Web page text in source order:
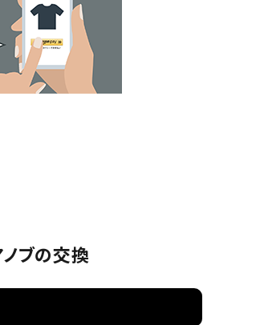
引戸
マンション団地
レバーハン
ドルのみ交
換
認知症対策
ブの交換